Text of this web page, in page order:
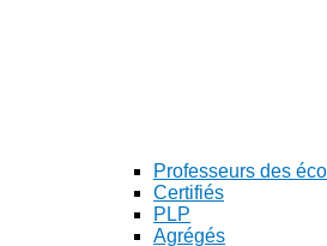
Professeurs des
Certifiés
PLP
Agrégés